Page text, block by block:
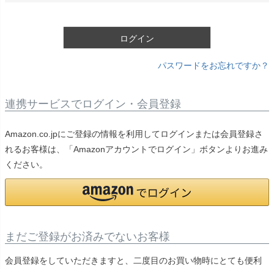
ログイン
パスワードをお忘れですか？
連携サービスでログイン・会員登録
Amazon.co.jpにご登録の情報を利用してログインまたは会員登録さ
れるお客様は、「Amazonアカウントでログイン」ボタンよりお進み
ください。
まだご登録がお済みでないお客様
会員登録をしていただきますと、二度目のお買い物時にとても便利